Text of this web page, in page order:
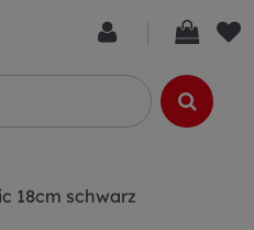
18cm schwarz